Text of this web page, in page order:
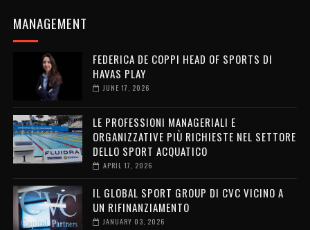
MANAGEMENT
FEDERICA DE COPPI HEAD OF SPORTS DI
HAVAS PLAY
JUNE 17, 2026
LE PROFESSIONI MANAGERIALI E
ORGANIZZATIVE PIÙ RICHIESTE NEL SETTORE
DELLO SPORT ACQUATICO
APRIL 17, 2026
IL GLOBAL SPORT GROUP DI CVC VICINO A
UN RIFINANZIAMENTO
JANUARY 03, 2026